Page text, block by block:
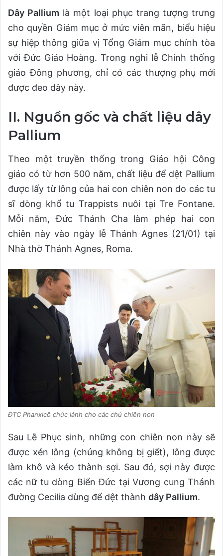
Dây Pallium là một loại phục trang tượng trưng
cho quyền Giám mục ở mức viên mãn, biểu hiệu
sự hiệp thông giữa vị Tổng Giám mục chính tòa
với Đức Giáo Hoàng. Trong nghi lễ Chính thống
giáo Đông phương, chỉ có các thượng phụ mới
được đeo dây này.
II. Nguồn gốc và chất liệu dây
Pallium
Theo một truyền thống trong Giáo hội Công
giáo có từ hơn 500 năm, chất liệu để dệt Pallium
được lấy từ lông của hai con chiên non do các tu
sĩ dòng khổ tu Trappists nuôi tại Tre Fontane.
Mỗi năm, Đức Thánh Cha làm phép hai con
chiên này vào ngày lễ Thánh Agnes (21/01) tại
Nhà thờ Thánh Agnes, Roma.
ĐTC Phanxicô chúc lành cho các chú chiên non
Sau Lễ Phục sinh, những con chiên non này sẽ
được xén lông (chúng không bị giết), lông được
làm khô và kéo thành sợi. Sau đó, sợi này được
các nữ tu dòng Biển Đức tại Vương cung Thánh
đường Cecilia dùng để dệt thành dây Pallium.